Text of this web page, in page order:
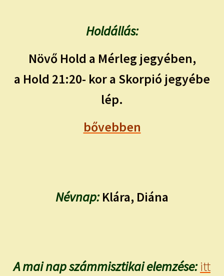
Holdállás:
Növő Hold a Mérleg jegyében,
a Hold 21:20- kor a Skorpió jegyébe
lép.
bővebben
Névnap:Klára, Diána
A mai nap számmisztikai elemzése: itt